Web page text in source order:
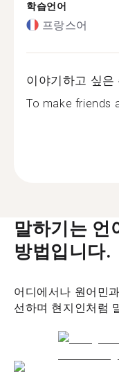
학습언어
프랑스어
이야기하고 싶은
To make friends
말하기는 언
방법입니다.
어디에서나 원어민
선하며 현지인처럼